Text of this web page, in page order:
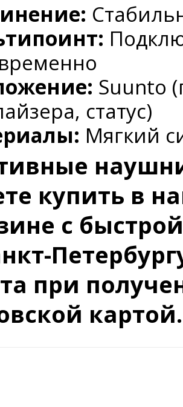
Suunto
статус)
Мягкий
купить в
с
при
картой.